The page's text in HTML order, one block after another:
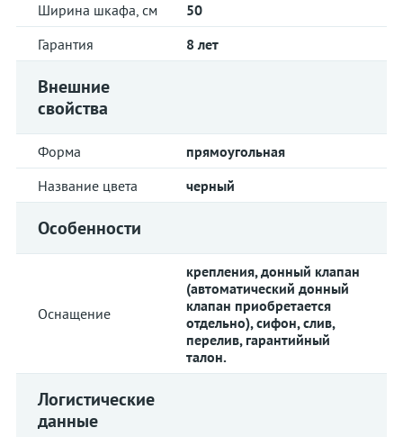
Ширина шкафа, см
50
Гарантия
8 лет
Внешние
свойства
Форма
прямоугольная
Название цвета
черный
Особенности
Оснащение
крепления, донный клапан
(автоматический донный
клапан приобретается
отдельно), сифон, слив,
перелив, гарантийный
талон.
Логистические
данные